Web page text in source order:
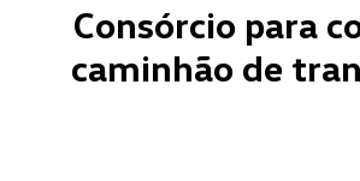
Consórcio para
caminhão de